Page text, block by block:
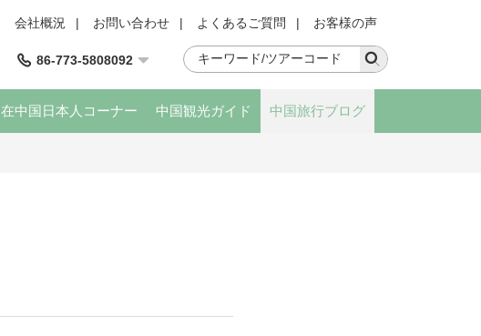
会社概況 | お問い合わせ | よくあるご質問 | お客様の声
86-773-5808092
在中国日本人コーナー 中国観光ガイド 中国旅行ブログ